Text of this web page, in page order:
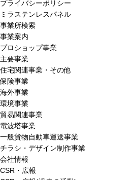
プライバシーポリシー
ミラステンレスパネル
事業所検索
事業案内
プロショップ事業
主要事業
住宅関連事業・その他
保険事業
海外事業
環境事業
貿易関連事業
電波塔事業
一般貨物自動車運送事業
チラシ・デザイン制作事業
会社情報
CSR・広報